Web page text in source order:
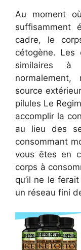
Au moment
suffisamment
cadre, le
cétogène. Les
similaires
normalement,
source
pilules Le
accomplir la
au lieu des
consommant
vous êtes en
corps à
qu’il ne le
un réseau fini